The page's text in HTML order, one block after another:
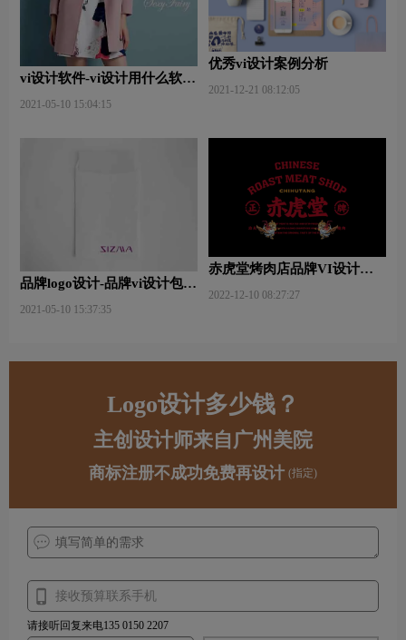
vi设计软件-vi设计用什么软件
2021-05-10 15:04:15
优秀vi设计案例分析
2021-12-21 08:12:05
品牌logo设计-品牌vi设计包括
2021-05-10 15:37:35
赤虎堂烤肉店品牌VI设计赏
2022-12-10 08:27:27
Logo设计多少钱？
主创设计师来自广州美院
商标注册不成功免费再设计 (指定)
请接听回复来电135 0150 2207